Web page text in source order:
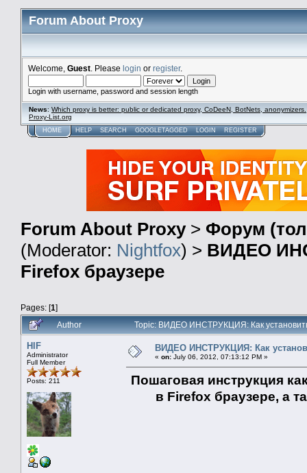
Forum About Proxy
Welcome, Guest . Please login or register.
Login with username, password and session length
News: Which proxy is better: public or dedicated proxy, CoDeeN, BotNets, anonymizers.
Proxy-List.org
HOME HELP SEARCH GOOGLETAGGED LOGIN REGISTER
Forum About Proxy> Форум
(Moderator: Nightfox) > ВИДЕО
Firefox браузере
Pages: [1]
Author
Topic: ВИДЕО ИНСТРУКЦИЯ: Как
HIF
Administrator
Full Member
Posts: 211
ВИДЕО ИНСТРУКЦИЯ: Как
« on: July 06, 2012, 07:13:12 PM »
Пошаговая инструкция
в Firefox браузере, а